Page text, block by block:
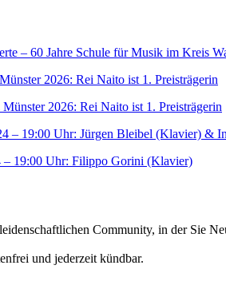
– 60 Jahre Schule für Musik im Kreis
2026: Rei Naito ist 1. Preisträgerin
2026: Rei Naito ist 1. Preisträgerin
– 19:00 Uhr: Jürgen Bleibel (Klavier) &
– 19:00 Uhr: Filippo Gorini (Klavier)
Community, in der Sie
und jederzeit kündbar.